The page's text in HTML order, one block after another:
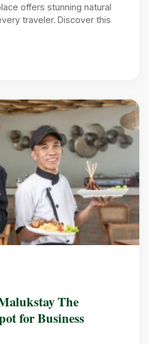
offers stunning natural
traveler. Discover this
The
for Business